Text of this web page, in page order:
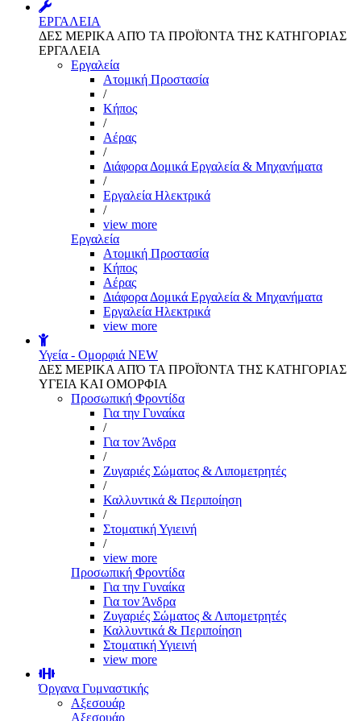
ΕΡΓΑΛΕΙΑ
ΔΕΣ ΜΕΡΙΚΑ ΑΠΌ ΤΑ ΠΡΟΪΌΝΤΑ ΤΗΣ ΚΑΤΗΓΟΡΙΑΣ
ΕΡΓΑΛΕΙΑ
Εργαλεία
Aτομική Προστασία
/
Kήπος
/
Αέρας
/
Διάφορα Δομικά Εργαλεία & Μηχανήματα
/
Εργαλεία Ηλεκτρικά
/
view more
Εργαλεία
Aτομική Προστασία
Kήπος
Αέρας
Διάφορα Δομικά Εργαλεία & Μηχανήματα
Εργαλεία Ηλεκτρικά
view more
Υγεία - Ομορφιά NEW
ΔΕΣ ΜΕΡΙΚΑ ΑΠΌ ΤΑ ΠΡΟΪΌΝΤΑ ΤΗΣ ΚΑΤΗΓΟΡΙΑΣ
ΥΓΕΙΑ ΚΑΙ ΟΜΟΡΦΙΑ
Προσωπική Φροντίδα
Για την Γυναίκα
/
Για τον Άνδρα
/
Ζυγαριές Σώματος & Λιπομετρητές
/
Καλλυντικά & Περιποίηση
/
Στοματική Υγιεινή
/
view more
Προσωπική Φροντίδα
Για την Γυναίκα
Για τον Άνδρα
Ζυγαριές Σώματος & Λιπομετρητές
Καλλυντικά & Περιποίηση
Στοματική Υγιεινή
view more
Όργανα Γυμναστικής
Αξεσουάρ
Αξεσουάρ